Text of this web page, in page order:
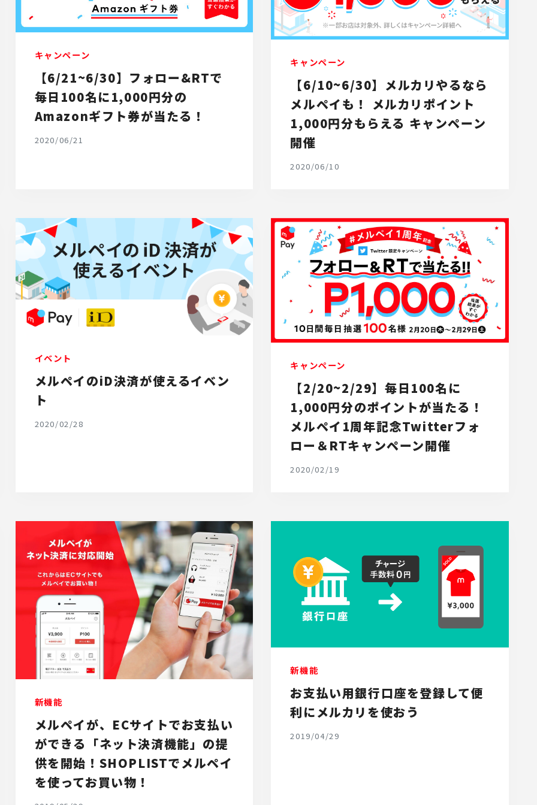
キャンペーン
【6/21~6/30】フォロー&RTで
毎日100名に1,000円分の
Amazonギフト券が当たる！
2020/06/21
キャンペーン
【6/10~6/30】メルカリやるなら
メルペイも！ メルカリポイント
1,000円分もらえる キャンペーン
開催
2020/06/10
イベント
メルペイのiD決済が使えるイベン
ト
2020/02/28
キャンペーン
【2/20~2/29】毎日100名に
1,000円分のポイントが当たる！
メルペイ1周年記念Twitterフォ
ロー＆RTキャンペーン開催
2020/02/19
新機能
メルペイが、ECサイトでお支払い
ができる「ネット決済機能」の提
供を開始！SHOPLISTでメルペイ
を使ってお買い物！
新機能
お支払い用銀行口座を登録して便
利にメルカリを使おう
2019/04/29